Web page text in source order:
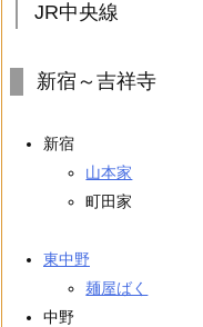
JR中央線
新宿～吉祥寺
新宿
山本家
町田家
東中野
麺屋ばく
中野